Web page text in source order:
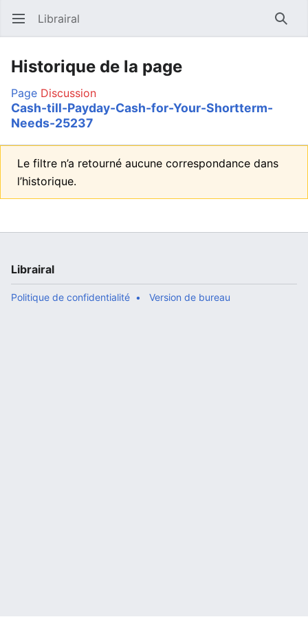
Ouvrir le menu principal Librairal
Historique de la page
Page Discussion
Cash-till-Payday-Cash-for-Your-Shortterm-
Needs-25237
Le filtre n’a retourné aucune correspondance dans
l’historique.
Librairal
Politique de confidentialité Version de bureau